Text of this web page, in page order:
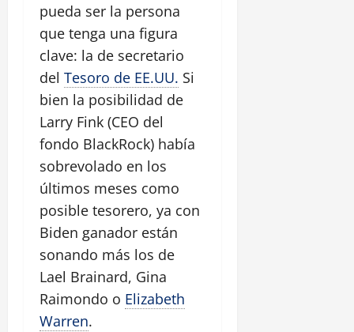
pueda ser la persona
que tenga una figura
clave: la de secretario
del Tesoro de EE.UU. Si
bien la posibilidad de
Larry Fink (CEO del
fondo BlackRock) había
sobrevolado en los
últimos meses como
posible tesorero, ya con
Biden ganador están
sonando más los de
Lael Brainard, Gina
Raimondo o Elizabeth
Warren.